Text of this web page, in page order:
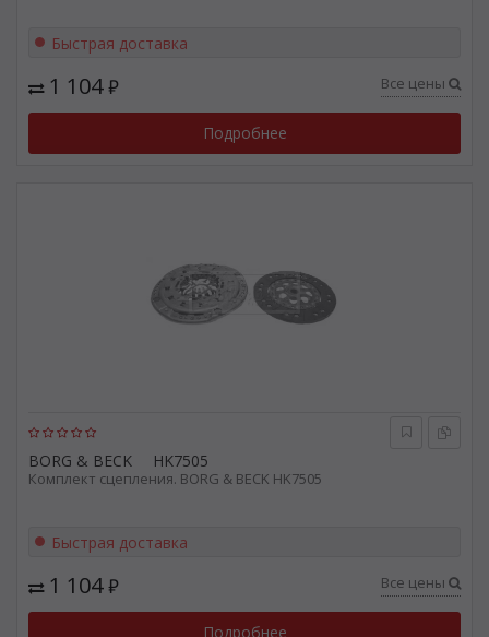
Быстрая доставка
1 104₽ Все цены
Подробнее
BORG & BECK HK7505
Комплект сцепления. BORG & BECK HK7505
Быстрая доставка
1 104₽ Все цены
Подробнее